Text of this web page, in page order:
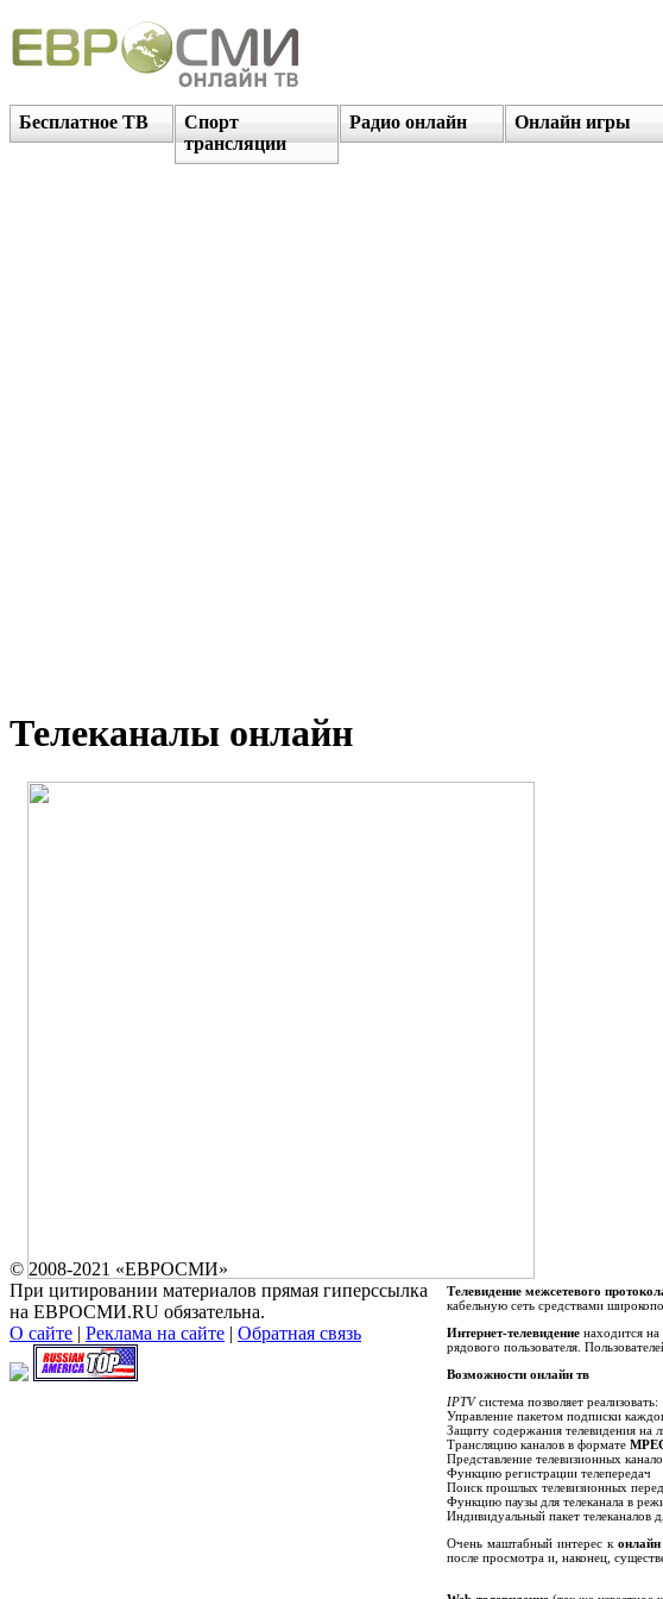
Бесплатное ТВ
Спорт
трансляции
Радио онлайн Онлайн игры
Телеканалы онлайн
Телевидение межсетевого
кабельную сеть средствами
Интернет-телевидение находится
рядового пользователя.
Возможности онлайн тв
IPTVсистема позволяет реализовать:
Управление пакетом подписки
Защиту содержания телевидения на
Трансляцию каналов в формате
Представление телевизионных
Функцию регистрации телепередач
Поиск прошлых телевизионных
Функцию паузы для телеканала в
Индивидуальный пакет телеканалов
Очень маштабный интерес конлайн
после просмотра и, наконец,
© 2008-2021 «ЕВРОСМИ»
При цитировании материалов прямая гиперссылка
на ЕВРОСМИ.RU обязательна.
О сайте | Реклама на сайте | Обратная связь